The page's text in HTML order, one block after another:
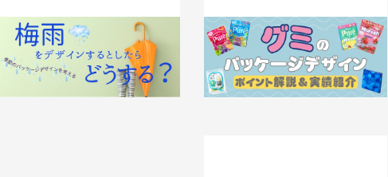
梅雨をデザインするとしたらどうす
る？季節のパッケージデザインを考え
る。
2025.06.20
知識 / ノウハウ
グミのパッケージデザイン、ポイント
は？T3デザインの実績もご紹介しま
2025.05.26 事例